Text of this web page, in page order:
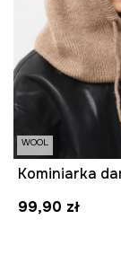
WOOL
99,90 zł